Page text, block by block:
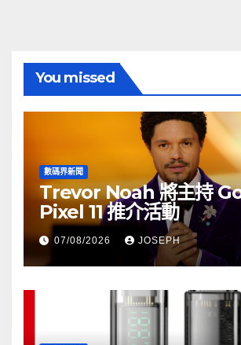
You missed
數碼界新聞
Trevor Noah 將主持
Pixel 11 推介活動
07/08/2026 JOSEPH